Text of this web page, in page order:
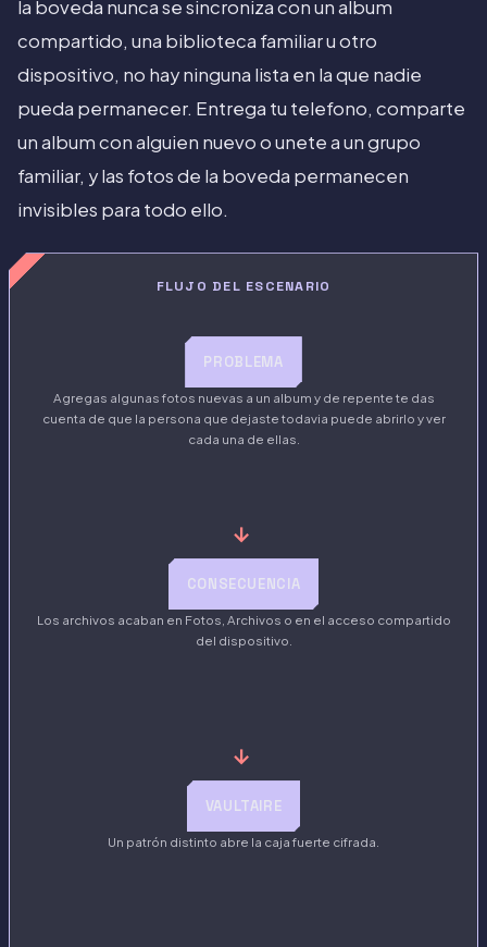
la boveda nunca se sincroniza con un album
compartido, una biblioteca familiar u otro
dispositivo, no hay ninguna lista en la que nadie
pueda permanecer. Entrega tu telefono, comparte
un album con alguien nuevo o unete a un grupo
familiar, y las fotos de la boveda permanecen
invisibles para todo ello.
FLUJO DEL ESCENARIO
PROBLEMA
Agregas algunas fotos nuevas a un album y de repente te das
cuenta de que la persona que dejaste todavia puede abrirlo y ver
cada una de ellas.
→
CONSECUENCIA
Los archivos acaban en Fotos, Archivos o en el acceso compartido
del dispositivo.
→
VAULTAIRE
Un patrón distinto abre la caja fuerte cifrada.